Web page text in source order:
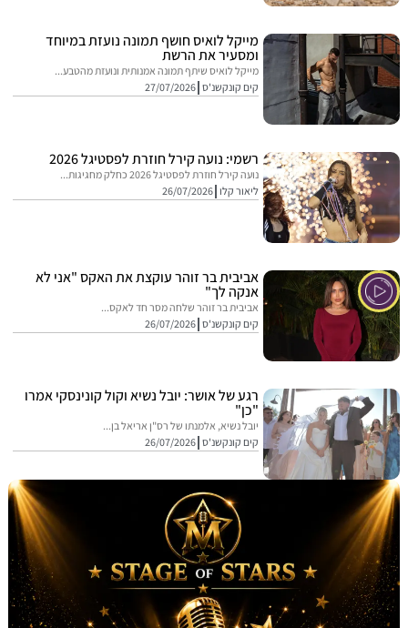
מייקל לואיס חושף תמונה נועזת במיוחד
ומסעיר את הרשת
מייקל לואיס שיתף תמונה אמנותית ונועזת מהטבע...
קים קונקשנ'ס 27/07/2026
רשמי: נועה קירל חוזרת לפסטיגל 2026
נועה קירל חוזרת לפסטיגל 2026 כחלק מחגיגות...
ליאור קלו 26/07/2026
אביבית בר זוהר עוקצת את האקס "אני לא
אנקה לך"
אביבית בר זוהר שלחה מסר חד לאקס...
קים קונקשנ'ס 26/07/2026
רגע של אושר: יובל נשיא וקול קונינסקי אמרו
"כן"
יובל נשיא, אלמנתו של רס"ן אריאל בן...
קים קונקשנ'ס 26/07/2026